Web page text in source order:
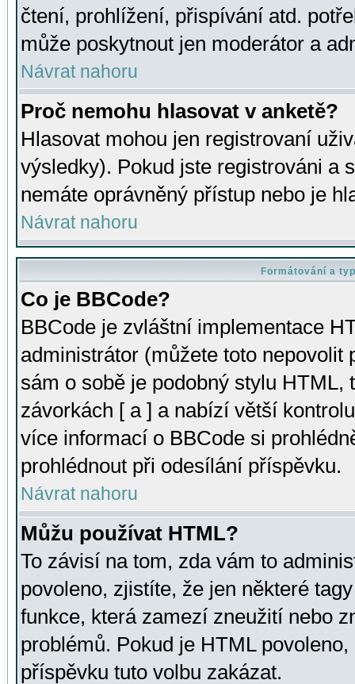
čtení, prohlížení, přispívání atd.
může poskytnout jen moderátor a
Návrat nahoru
Proč nemohu hlasovat v anketě?
Hlasovat mohou jen registrovaní
výsledky). Pokud jste registrováni a
nemáte oprávněný přístup nebo je
Návrat nahoru
Formátování a
Co je BBCode?
BBCode je zvláštní implementace
administrátor (můžete toto
sám o sobě je podobný stylu HTML,
závorkách [ a ] a nabízí větší
více informací o BBCode si
prohlédnout při odesílání příspěvku.
Návrat nahoru
Můžu používat HTML?
To závisí na tom, zda vám to
povoleno, zjistíte, že jen některé
funkce, která zamezí zneužití nebo
problémů. Pokud je HTML
příspěvku tuto volbu zakázat.